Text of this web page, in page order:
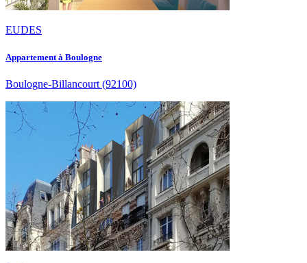
EUDES
Appartement à Boulogne
Boulogne-Billancourt (92100)